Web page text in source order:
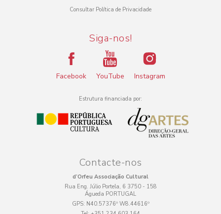
Consultar Política de Privacidade
Siga-nos!
Facebook YouTube Instagram
Estrutura financiada por:
Contacte-nos
d’Orfeu Associação Cultural
Rua Eng. Júlio Portela, 6 3750 - 158
Águeda PORTUGAL
GPS: N40.57376º W8.44616º